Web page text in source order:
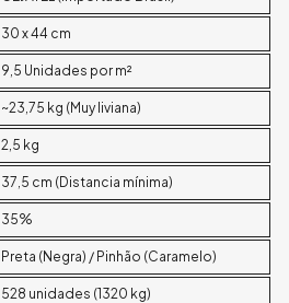
30 x 44 cm
9,5 Unidades por m²
~23,75 kg (Muy liviana)
2,5 kg
37,5 cm (Distancia mínima)
35%
Preta (Negra) / Pinhão (Caramelo)
528 unidades (1320 kg)